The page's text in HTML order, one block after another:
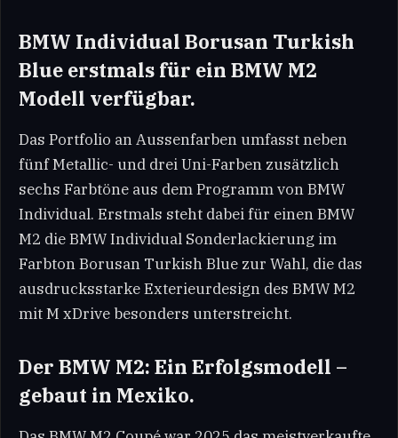
BMW Individual Borusan Turkish
Blue erstmals für ein BMW M2
Modell verfügbar.
Das Portfolio an Aussenfarben umfasst neben
fünf Metallic- und drei Uni-Farben zusätzlich
sechs Farbtöne aus dem Programm von BMW
Individual. Erstmals steht dabei für einen BMW
M2 die BMW Individual Sonderlackierung im
Farbton Borusan Turkish Blue zur Wahl, die das
ausdrucksstarke Exterieurdesign des BMW M2
mit M xDrive besonders unterstreicht.
Der BMW M2: Ein Erfolgsmodell –
gebaut in Mexiko.